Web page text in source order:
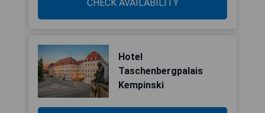
CHECK AVAILABILITY
Hotel
Taschenbergpalais
Kempinski